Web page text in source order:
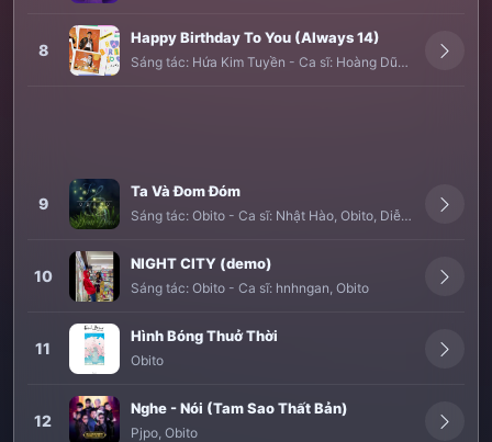
8
Happy Birthday To You (Always 14)
Sáng tác: Hứa Kim Tuyền - Ca sĩ: Hoàng Dũng Amee
9
Ta Và Đom Đóm
Sáng tác: Obito - Ca sĩ: Nhật Hào, Obito, Diễm Quỳnh
10
NIGHT CITY (demo)
Sáng tác: Obito - Ca sĩ: hnhngan, Obito
11
Hình Bóng Thuở Thời
Obito
12
Nghe - Nói (Tam Sao Thất Bản)
Pjpo, Obito